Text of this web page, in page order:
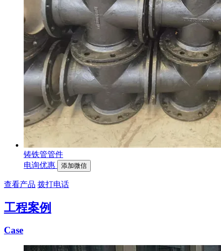
铸铁管管件
电询优惠
添加微信
查看产品 拨打电话
工程案例
Case